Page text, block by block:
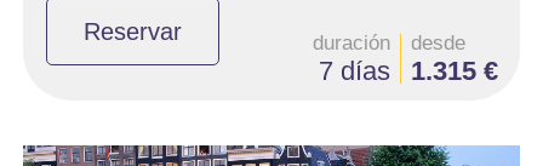
Reservar duración
7 días
desde
1.315 €